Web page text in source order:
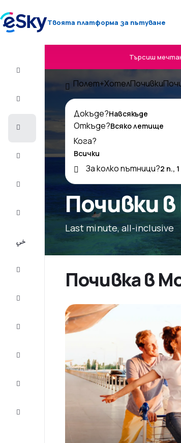
Твоята платформа за пътуване
Полет+Хотел
Търсиш
Полет+ХотелПочивки
Почивки
Last minute, all-inclusive
Докъде?
Откъде?
Кога?
За колко пътници?
Почивка в